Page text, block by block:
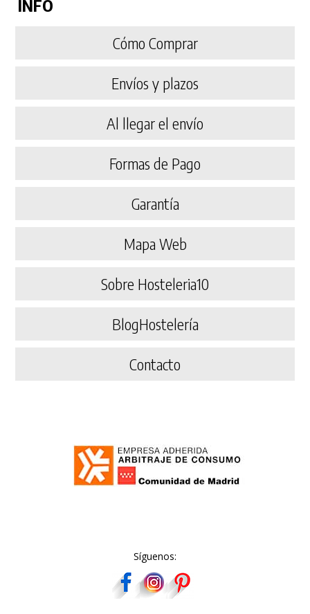
INFO
Cómo Comprar
Envíos y plazos
Al llegar el envío
Formas de Pago
Garantía
Mapa Web
Sobre Hosteleria10
BlogHostelería
Contacto
Síguenos: